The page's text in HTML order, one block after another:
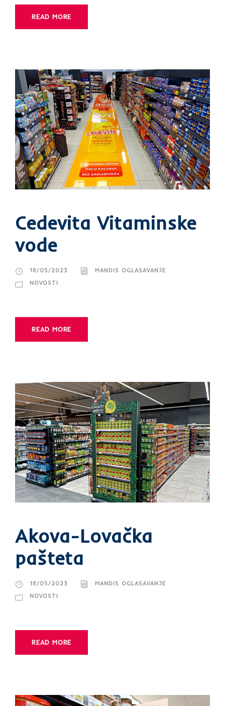
READ MORE
Cedevita Vitaminske
vode
18/05/2023
MANDIS OGLASAVANJE
NOVOSTI
READ MORE
Akova-Lovačka
pašteta
18/05/2023
MANDIS OGLASAVANJE
NOVOSTI
READ MORE